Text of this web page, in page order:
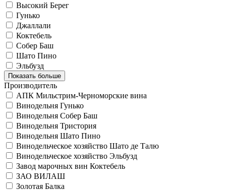
Высокий Берег
Гунько
Джаллали
Коктебель
Собер Баш
Шато Пино
Эльбузд
Показать больше
Производитель
АПК Мильстрим-Черноморские вина
Винодельня Гунько
Винодельня Собер Баш
Винодельня Тристория
Винодельня Шато Пино
Винодельческое хозяйство Шато де Талю
Винодельческое хозяйство Эльбузд
Завод марочных вин Коктебель
ЗАО ВИЛАШ
Золотая Балка